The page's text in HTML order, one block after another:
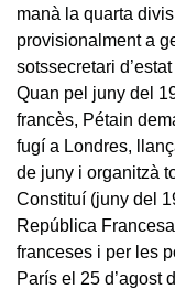
manà la quarta
provisionalment a
sotssecretari
Quan pel juny del
francès, Pétain
fugí a Londres,
de juny i organitzà
Constituí (juny del
República
franceses i per les
París el 25 d’agost